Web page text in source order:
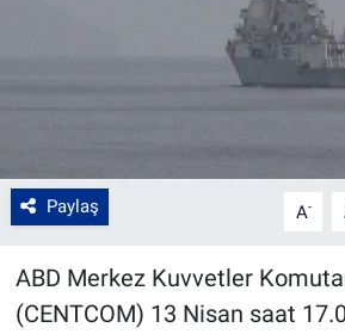
Paylaş A-
ABD Merkez Kuvvetler
(CENTCOM) 13 Nisan saat